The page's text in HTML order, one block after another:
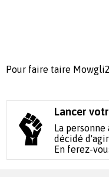
Pour faire taire
Lancer
La
décidé
En ferez-